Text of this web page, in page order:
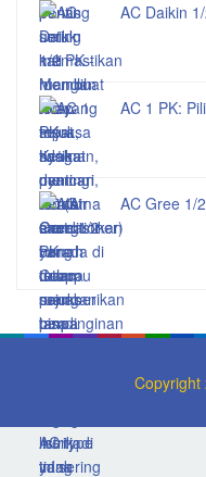
AC Daikin
AC 1 PK:
AC Gree 1/
Copyright